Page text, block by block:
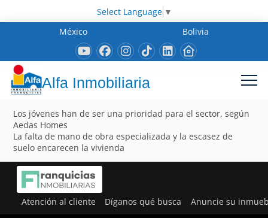
Select Language ▼
México
Bolivia
Alfa Inmobiliaria
Los jóvenes han de ser una prioridad para el sector, según
Aedas Homes
La falta de mano de obra especializada y la escasez de
suelo encarecen la vivienda
Atención al cliente Díganos qué busca Anuncie su